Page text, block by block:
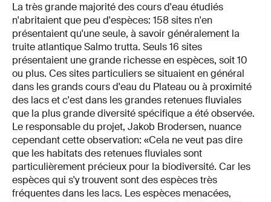
La très grande majorité des cours d'eau étudiés
n'abritaient que peu d'espèces: 158 sites n'en
présentaient qu'une seule, à savoir généralement la
truite atlantique Salmo trutta. Seuls 16 sites
présentaient une grande richesse en espèces, soit 10
ou plus. Ces sites particuliers se situaient en général
dans les grands cours d'eau du Plateau ou à proximité
des lacs et c'est dans les grandes retenues fluviales
que la plus grande diversité spécifique a été observée.
Le responsable du projet, Jakob Brodersen, nuance
cependant cette observation: «Cela ne veut pas dire
que les habitats des retenues fluviales sont
particulièrement précieux pour la biodiversité. Car les
espèces qui s'y trouvent sont des espèces très
fréquentes dans les lacs. Les espèces menacées,